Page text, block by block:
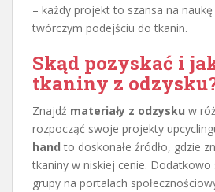
– każdy projekt to szansa na
twórczym podejściu do tkanin.
Skąd pozyskać i
tkaniny z
Znajdź materiały z odzysku w
rozpocząć swoje projekty
hand to doskonałe źródło, gdzie
tkaniny w niskiej cenie. Dodatkowo
grupy na portalach